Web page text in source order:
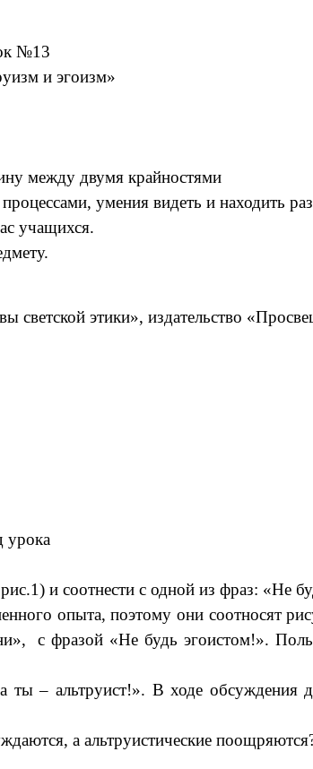
№13
и эгоизм»
между двумя крайностями
умения видеть и находить
учащихся.
светской этики», издательство
урока
и соотнести с одной из фраз: «Не
опыта, поэтому они соотносят
с фразой «Не будь эгоистом!».
– альтруист!». В ходе обсуждения
а альтруистические